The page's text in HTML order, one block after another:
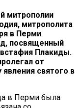
митрополии
митрополита
в Перми
посвященный
Плакиды.
от
святого в
в Перми была